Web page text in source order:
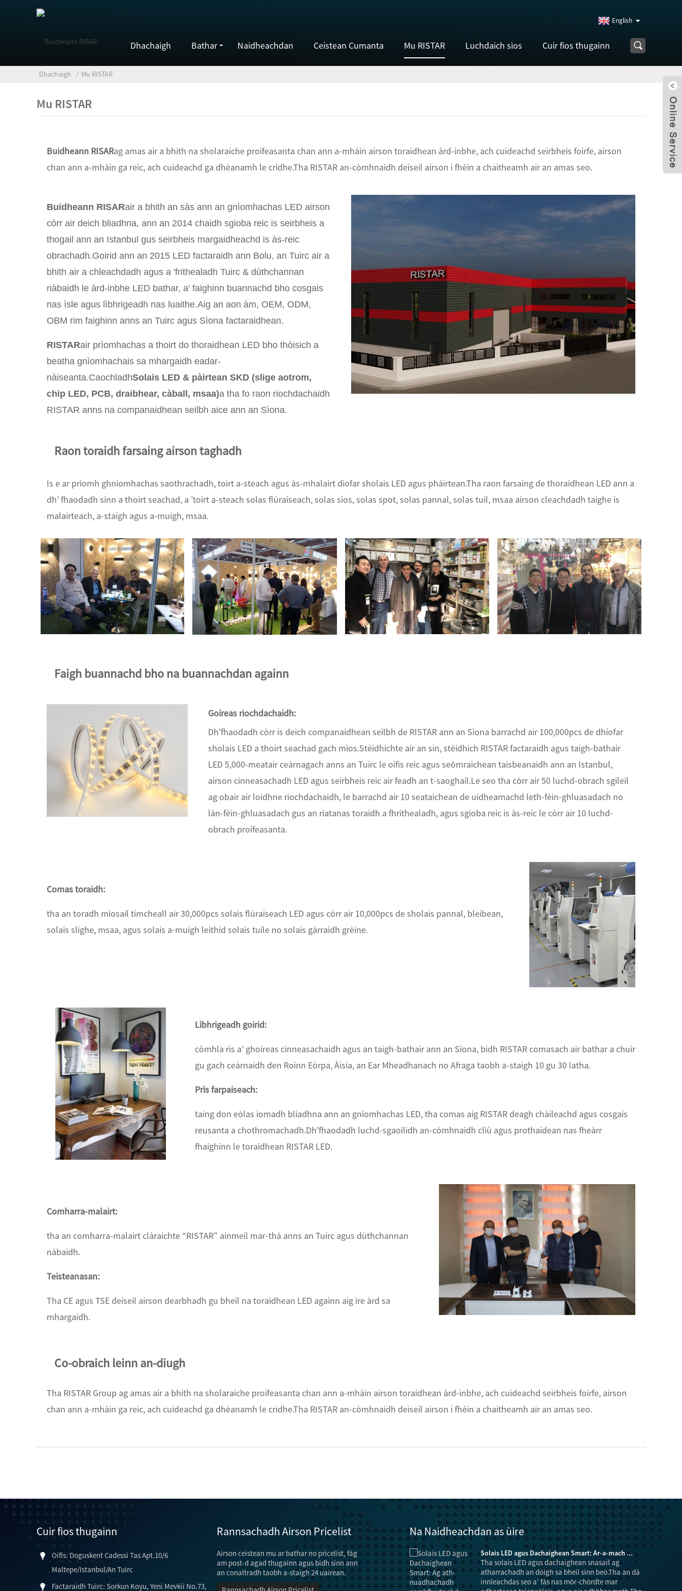
English
Dhachaigh Bathar Naidheachdan Ceistean Cumanta Mu RISTAR Luchdaich sìos Cuir fios thugainn
Dhachaigh Mu RISTAR
Mu RISTAR
Buidheann RISARag amas air a bhith na sholaraiche proifeasanta chan ann a-mhàin airson toraidhean àrd-inbhe, ach cuideachd seirbheis foirfe, airson
chan ann a-mhàin ga reic, ach cuideachd ga dhèanamh le cridhe.Tha RISTAR an-còmhnaidh deiseil airson i fhèin a chaitheamh air an amas seo.
Buidheann RISARair a bhith an sàs ann an gnìomhachas LED airson
còrr air deich bliadhna, ann an 2014 chaidh sgioba reic is seirbheis a
thogail ann an Istanbul gus seirbheis margaidheachd is às-reic
obrachadh.Goirid ann an 2015 LED factaraidh ann Bolu, an Tuirc air a
bhith air a chleachdadh agus a 'frithealadh Tuirc & dùthchannan
nàbaidh le àrd-inbhe LED bathar, a' faighinn buannachd bho cosgais
nas ìsle agus lìbhrigeadh nas luaithe.Aig an aon àm, OEM, ODM,
OBM rim faighinn anns an Tuirc agus Sìona factaraidhean.
RISTARair prìomhachas a thoirt do thoraidhean LED bho thòisich a
beatha gnìomhachais sa mhargaidh eadar-
nàiseanta.CaochladhSolais LED & pàirtean SKD (slige aotrom,
chip LED, PCB, draibhear, càball, msaa)a tha fo raon riochdachaidh
RISTAR anns na companaidhean seilbh aice ann an Sìona.
Raon toraidh farsaing airson taghadh
Is e ar prìomh ghnìomhachas saothrachadh, toirt a-steach agus às-mhalairt diofar sholais LED agus phàirtean.Tha raon farsaing de thoraidhean LED ann a
dh’ fhaodadh sinn a thoirt seachad, a ’toirt a-steach solas flùraiseach, solas sìos, solas spot, solas pannal, solas tuil, msaa airson cleachdadh taighe is
malairteach, a-staigh agus a-muigh, msaa.
Faigh buannachd bho na buannachdan againn
Goireas riochdachaidh:
Dh'fhaodadh còrr is deich companaidhean seilbh de RISTAR ann an Sìona barrachd air 100,000pcs de dhiofar
sholais LED a thoirt seachad gach mìos.Stèidhichte air an sin, stèidhich RISTAR factaraidh agus taigh-bathair
LED 5,000-meatair ceàrnagach anns an Tuirc le oifis reic agus seòmraichean taisbeanaidh ann an Istanbul,
airson cinneasachadh LED agus seirbheis reic air feadh an t-saoghail.Le seo tha còrr air 50 luchd-obrach sgileil
ag obair air loidhne riochdachaidh, le barrachd air 10 seataichean de uidheamachd leth-fèin-ghluasadach no
làn-fèin-ghluasadach gus an riatanas toraidh a fhrithealadh, agus sgioba reic is às-reic le còrr air 10 luchd-
obrach proifeasanta.
Comas toraidh:
tha an toradh mìosail timcheall air 30,000pcs solais flùraiseach LED agus còrr air 10,000pcs de sholais pannal, bleibean,
solais slighe, msaa, agus solais a-muigh leithid solais tuile no solais gàrraidh grèine.
Lìbhrigeadh goirid:
còmhla ris a’ ghoireas cinneasachaidh agus an taigh-bathair ann an Sìona, bidh RISTAR comasach air bathar a chuir
gu gach ceàrnaidh den Roinn Eòrpa, Àisia, an Ear Mheadhanach no Afraga taobh a-staigh 10 gu 30 latha.
Prìs farpaiseach:
taing don eòlas iomadh bliadhna ann an gnìomhachas LED, tha comas aig RISTAR deagh chàileachd agus cosgais
reusanta a chothromachadh.Dh'fhaodadh luchd-sgaoilidh an-còmhnaidh cliù agus prothaidean nas fheàrr
fhaighinn le toraidhean RISTAR LED.
Comharra-malairt:
tha an comharra-malairt clàraichte “RISTAR” ainmeil mar-thà anns an Tuirc agus dùthchannan
nàbaidh.
Teisteanasan:
Tha CE agus TSE deiseil airson dearbhadh gu bheil na toraidhean LED againn aig ìre àrd sa
mhargaidh.
Co-obraich leinn an-diugh
Tha RISTAR Group ag amas air a bhith na sholaraiche proifeasanta chan ann a-mhàin airson toraidhean àrd-inbhe, ach cuideachd seirbheis foirfe, airson
chan ann a-mhàin ga reic, ach cuideachd ga dhèanamh le cridhe.Tha RISTAR an-còmhnaidh deiseil airson i fhèin a chaitheamh air an amas seo.
Cuir fios thugainn
Oifis: Doguskent Cadessi Tas Apt.10/6
Maltepe/Istanbul/An Tuirc
Factaraidh Tuirc: Sorkun Koyu, Yeni Mevkii No.73,
Rannsachadh Airson Pricelist
Airson ceistean mu ar bathar no pricelist, fàg
am post-d agad thugainn agus bidh sinn ann
an conaltradh taobh a-staigh 24 uairean.
Na Naidheachdan as ùire
Dòighean sàbhalaidh lùtha agus dòighean airson ...
Chan e a-mhàin gu bheil an obair solais aig “lampa”,
ach tha e cuideachd na dhleastanas air
sgeadachadh agus maiseachadh.Ach, ma tha
Solais LED agus Dachaighean Smart: Ar-a-mach ...
Tha solais LED agus dachaighean snasail ag
atharrachadh an dòigh sa bheil sinn beò.Tha an dà
innleachdas seo a’ fàs nas mòr-chòrdte mar